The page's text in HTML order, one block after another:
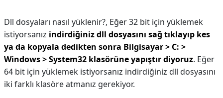
Dll dosyaları nasıl yüklenir?, Eğer 32 bit için yüklemek
istiyorsanız indirdiğiniz dll dosyasını sağ tıklayıp kes
ya da kopyala dedikten sonra Bilgisayar > C: >
Windows > System32 klasörüne yapıştır diyoruz. Eğer
64 bit için yüklemek istiyorsanız indirdiğiniz dll dosyasını
iki farklı klasöre atmanız gerekiyor.